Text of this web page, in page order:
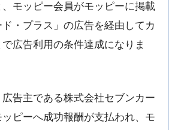
モッピー会員がモッピーに掲載
・プラス」の広告を経由してカ
広告利用の条件達成になりま
告主である株式会社セブンカー
ッピーへ成功報酬が支払われ、モ